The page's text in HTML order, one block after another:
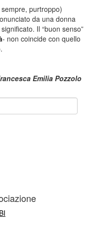
purtroppo)
da una donna
Il “buon senso”
- non coincide con quello
Emilia Pozzolo